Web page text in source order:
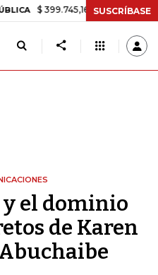
399.745,16 +$ 2.295,71 +0,58%
SUSCRÍBASE
y el dominio
de Karen